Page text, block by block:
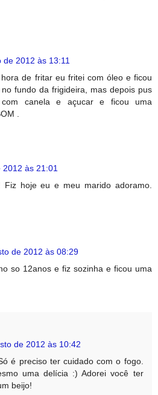
de 2012 às 13:11
de fritar eu fritei com óleo e ficou
fundo da frigideira, mas depois pus
canela e açucar e ficou uma
.
às 21:01
Fiz hoje eu e meu marido adoramo.
de 2012 às 08:29
so 12anos e fiz sozinha e ficou uma
de 2012 às 10:42
é preciso ter cuidado com o fogo.
uma delícia :) Adorei você ter
beijo!